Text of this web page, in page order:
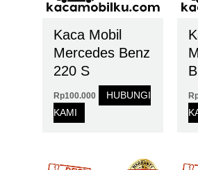
Kaca Mobil
Mercedes Benz
220 S
Rp100.000
HUBUNGI
KAMI